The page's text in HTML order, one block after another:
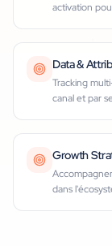
activation
Data &
Tracking
canal et par
Growth
dans